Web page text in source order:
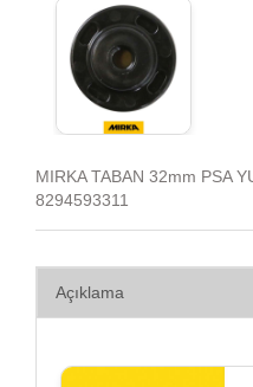
MIRKA TABAN 32mm PSA
8294593311
Açıklama